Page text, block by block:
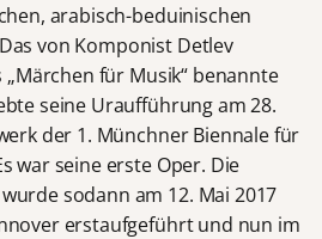
arabisch-beduinischen
von Komponist Detlev
„Märchen für Musik“ benannte
seine Uraufführung am 28.
der 1. Münchner Biennale für
war seine erste Oper. Die
sodann am 12. Mai 2017
erstaufgeführt und nun im